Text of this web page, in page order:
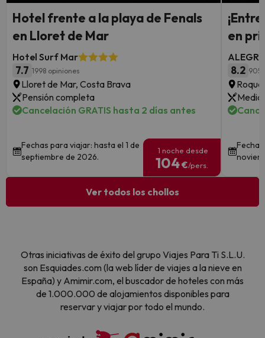
Hotel frente a la playa de Fenals
en Lloret de Mar
Hotel Surf Mar
7.7 1998 opiniones
Lloret de Mar, Costa Brava
Pensión completa
Cancelación GRATIS hasta 2 días antes
Fechas para viajar: hasta el 1 de
septiembre de 2026.
1 noche desde
104€/pers.
en
8.2
Media
Ver todos los chollos
Otras iniciativas de éxito del grupo Viajes Para Ti S.L.U.
son Esquiades.com (la web líder de viajes a la nieve en
España) y Amimir.com, el buscador de hoteles con más
de 1.000.000 de alojamientos disponibles para
reservar y viajar por todo el mundo.